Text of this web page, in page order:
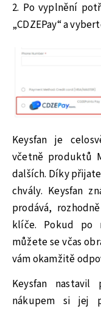
2. Po vyplnění
„CDZEPay“ a
Keysfan je
včetně produktů
dalších. Díky
chvály. Keysfan
prodává,
klíče. Pokud po
můžete se včas
vám okamžitě
Keysfan
nákupem si jej